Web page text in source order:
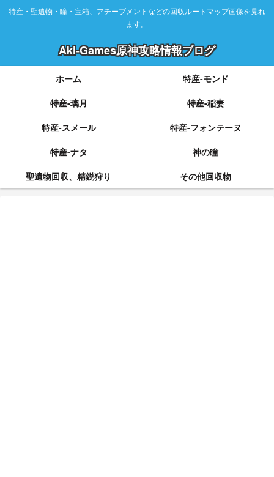
特産・聖遺物・瞳・宝箱、アチーブメントなどの回収ルートマップ画像を見れ
ます。
Aki-Games原神攻略情報ブログ
ホーム
特産-モンド
特産-璃月
特産-稲妻
特産-スメール
特産-フォンテーヌ
特産-ナタ
神の瞳
聖遺物回収、精鋭狩り
その他回収物